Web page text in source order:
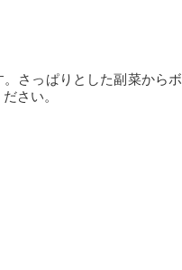
さっぱりとした副菜からボ
さい。